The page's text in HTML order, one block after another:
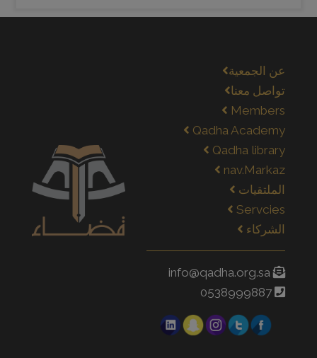
عن الجمعية
تواصل معنا
Members
Qadha Academy
Qadha library
nav.Markaz
الملتقيات
Servcies
الشركاء
info@qadha.org.sa
0538999887